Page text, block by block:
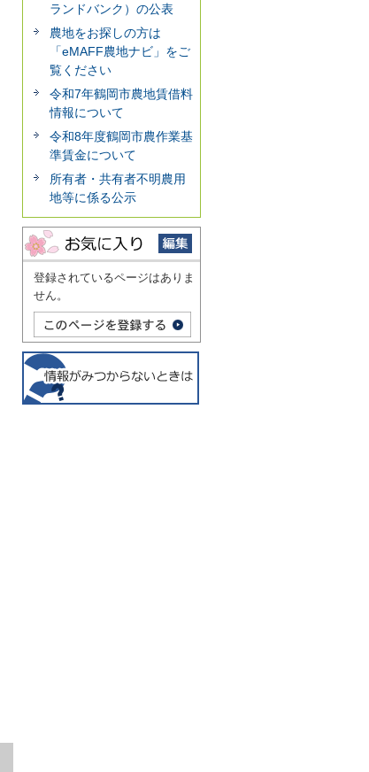
ランドバンク）の公表
農地をお探しの方は
「eMAFF農地ナビ」をご
覧ください
令和7年鶴岡市農地賃借料
情報について
令和8年度鶴岡市農作業基
準賃金について
所有者・共有者不明農用
地等に係る公示
登録されているページはありま
せん。